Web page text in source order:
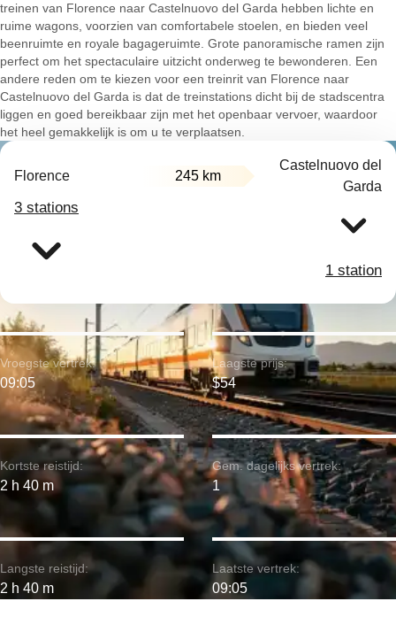
treinen van Florence naar Castelnuovo del Garda hebben lichte en
ruime wagons, voorzien van comfortabele stoelen, en bieden veel
beenruimte en royale bagageruimte. Grote panoramische ramen zijn
perfect om het spectaculaire uitzicht onderweg te bewonderen. Een
andere reden om te kiezen voor een treinrit van Florence naar
Castelnuovo del Garda is dat de treinstations dicht bij de stadscentra
liggen en goed bereikbaar zijn met het openbaar vervoer, waardoor
het heel gemakkelijk is om u te verplaatsen.
Florence 245 km
Castelnuovo del
Garda
3 stations
1 station
Kortste reistijd:
2 h 40 m
Vroegste vertrek:
09:05
Langste reistijd:
2 h 40 m
Laagste prijs:
$54
Gem. dagelijks vertrek:
1
Laatste vertrek:
09:05